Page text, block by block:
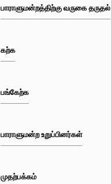
பாராளுமன்றத்திற்கு வருகை தருதல்
கற்க
பங்கேற்க
பாராளுமன்ற உறுப்பினர்கள்
முதற்பக்கம்